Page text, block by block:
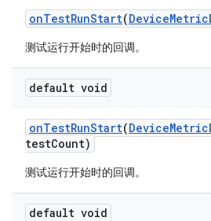
onTestRunStart(DeviceMetric
测试运行开始时的回调。
default void
onTestRunStart(DeviceMetric
testCount)
测试运行开始时的回调。
default void